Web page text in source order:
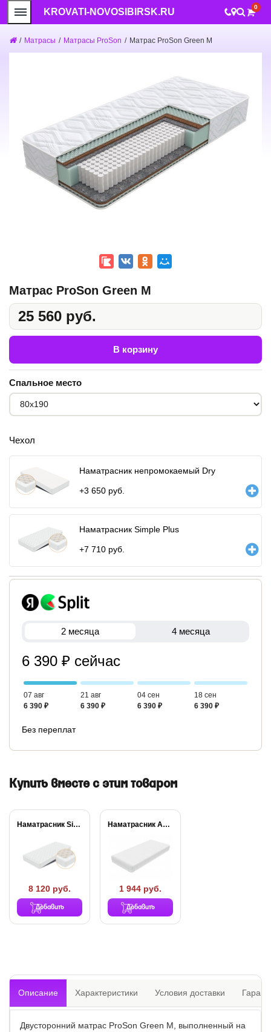
KROVATI-NOVOSIBIRSK.RU 0
/ Матрасы / Матрасы ProSon / Матрас ProSon Green M
Матрас ProSon Green M
25 560 руб.
В корзину
Спальное место
Чехол
Наматрасник непромокаемый Dry
+3 650 руб.
Наматрасник Simple Plus
+7 710 руб.
2 месяца 4 месяца
6 390 ₽ сейчас
07 авг
6 390 ₽
21 авг
6 390 ₽
04 сен
6 390 ₽
18 сен
6 390 ₽
Без переплат
Купить вместе с этим товаром
Наматрасник Simple Plus
8 120 руб.
Добавить
Наматрасник Aqua Stop...
1 944 руб.
Добавить
Описание Характеристики Условия доставки
Двусторонний матрас ProSon Green M, выполненный на